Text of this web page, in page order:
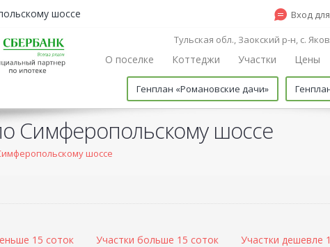
шоссе
Тульская обл., Заокский р-н, с.
Вход
О поселке Коттеджи Участки Цены
Генплан «Романовские дачи»
Симферопольскому шоссе
шоссе
15 соток Участки больше 15 соток Участки дешевле